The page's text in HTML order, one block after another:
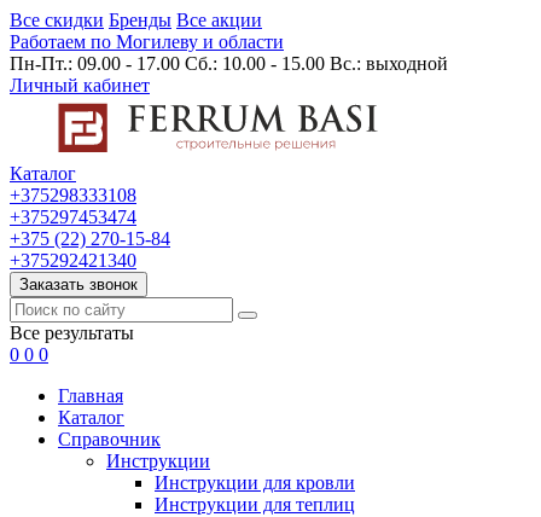
Все скидки Бренды Все акции
Работаем по Могилеву и области
Пн-Пт.: 09.00 - 17.00 Сб.: 10.00 - 15.00 Вс.: выходной
Личный кабинет
Каталог
+375298333108
+375297453474
+375 (22) 270-15-84
+375292421340
Заказать звонок
Все результаты
0 0 0
Главная
Каталог
Cправочник
Инструкции
Инструкции для кровли
Инструкции для теплиц